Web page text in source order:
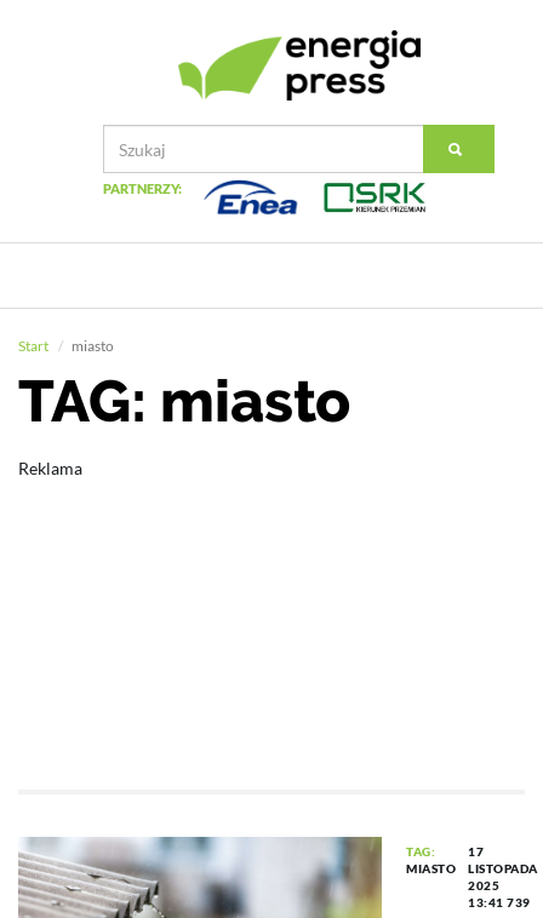
PARTNERZY:
Start miasto
TAG: miasto
Reklama
TAG:
MIASTO
17
LISTOPADA
2025
13:41 739